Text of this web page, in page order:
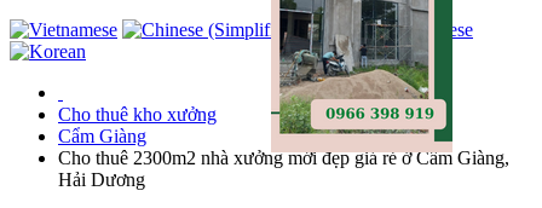
Cho thuê kho xưởng
Cẩm Giàng
Cho thuê 2300m2 nhà xưởng mới đẹp giá rẻ ở Cẩm Giàng,
Hải Dương